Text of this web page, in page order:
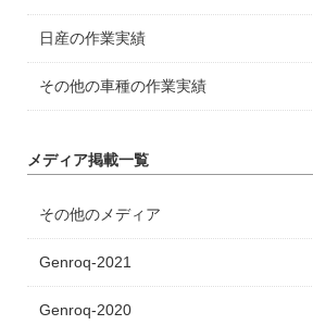
日産の作業実績
その他の車種の作業実績
メディア掲載一覧
その他のメディア
Genroq-2021
Genroq-2020